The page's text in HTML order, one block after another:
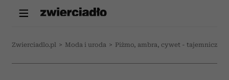
Zwierciadlo.pl > Moda i uroda > Piżmo, ambra, cywet - tajemnicze